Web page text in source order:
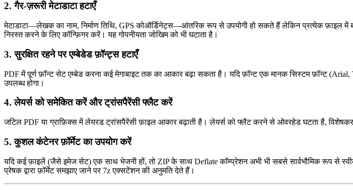
2. गैर‑ज़रूरी मेटाडाटा हटाएँ
मेटाडाटा—लेखक का नाम, निर्माण तिथि, GPS कोऑर्डिनेट्स—आंतरिक रूप से उपयोगी हो सकते हैं लेकिन प्रत्येक फ़ाइल में
निरस्त करने के लिए कॉन्फ़िगर करें। यह गोपनीयता जोखिम को भी घटाता है।
3. सुरक्षित रहने पर एम्बेडेड फ़ॉन्ट्स हटाएँ
PDF में पूर्ण फ़ॉन्ट सेट एम्बेड करना कई मेगाबाइट तक का आकार बढ़ा सकता है। यदि फ़ॉन्ट एक मानक सिस्टम फ़ॉन्ट
उपलब्ध होगा।
4. लेयर्स को समेकित करें और ट्रांसपैरेंसी फ्लैट करें
जटिल PDF या ग्राफ़िक्स में लेयरड ट्रांसपैरेंसी फ़ाइल आकार बढ़ाती है। लेयर्स को फ्लैट करने से ओवरहेड घटता है,
5. कुशल कंटेनर फ़ॉर्मेट का उपयोग करें
यदि कई फ़ाइलें (जैसे इमेज सेट) एक साथ भेजनी हों, तो ZIPके साथ Deflateकॉम्प्रेशन अभी भी सबसे सार्वभौमिक रूप से
प्रेषक द्वारा फ़ॉर्मेट समझाए जाने पर 7z एक्सटेंशन की अनुमति देते हैं।